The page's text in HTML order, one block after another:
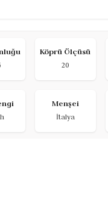
Köprü Ölçüsü
20
Menşei
İtalya